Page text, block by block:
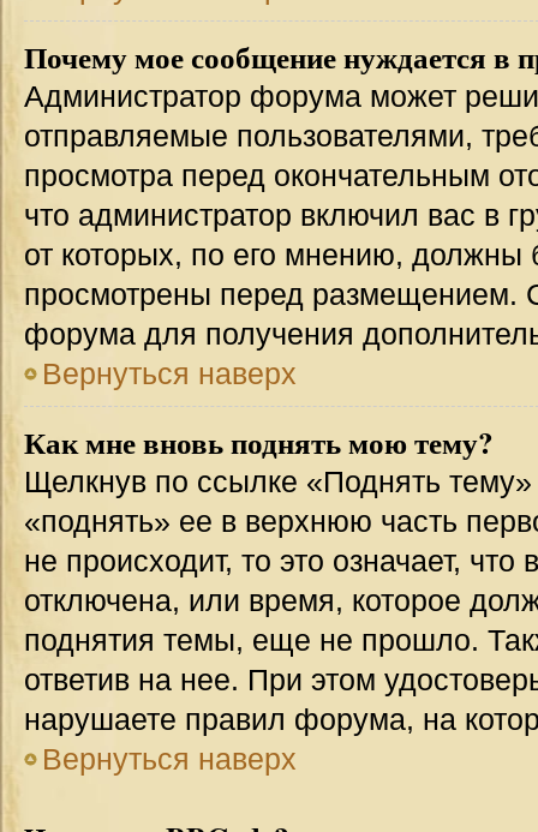
Почему мое сообщение нуждается в
Администратор форума может
отправляемые пользователями,
просмотра перед окончательным
что администратор включил вас в
от которых, по его мнению, должны
просмотрены перед размещением.
форума для получения
Вернуться наверх
Как мне вновь поднять мою тему?
Щелкнув по ссылке «Поднять
«поднять» ее в верхнюю часть
не происходит, то это означает,
отключена, или время, которое
поднятия темы, еще не прошло.
ответив на нее. При этом
нарушаете правил форума, на
Вернуться наверх